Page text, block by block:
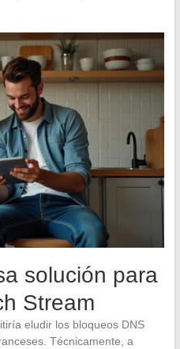
solución para
Stream
eludir los bloqueos DNS
Técnicamente, a